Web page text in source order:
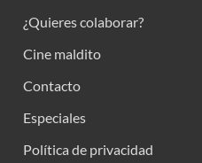
¿Quieres colaborar?
Cine maldito
Contacto
Especiales
Política de privacidad